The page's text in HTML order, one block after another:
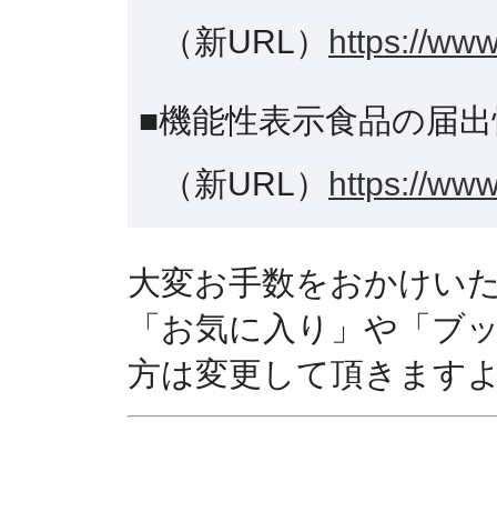
（新URL） https://
■機能性表示食品の届
（新URL） https://
大変お手数をおかけい
「お気に入り」や「ブ
方は変更して頂きます